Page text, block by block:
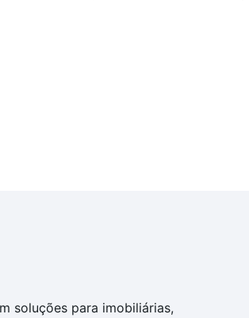
soluções para imobiliárias,